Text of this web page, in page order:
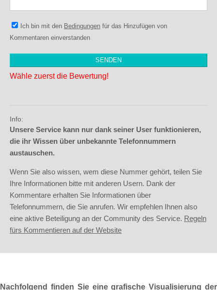
Ich bin mit den Bedingungen für das Hinzufügen von
Kommentaren einverstanden
Wähle zuerst die Bewertung!
Info:
Unsere Service kann nur dank seiner User funktionieren,
die ihr Wissen über unbekannte Telefonnummern
austauschen.
Wenn Sie also wissen, wem diese Nummer gehört, teilen Sie
Ihre Informationen bitte mit anderen Usern. Dank der
Kommentare erhalten Sie Informationen über
Telefonnummern, die Sie anrufen. Wir empfehlen Ihnen also
eine aktive Beteiligung an der Community des Service. Regeln
fürs Kommentieren auf der Website
Nachfolgend finden Sie eine grafische Visualisierung der